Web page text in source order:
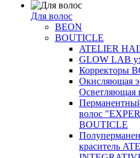
Для волос
BEON
BOUTICLE
ATELIER
GLOW LAB
Корректоры
Окисляющая
Осветляющая
волос
BOUTICLE
краситель